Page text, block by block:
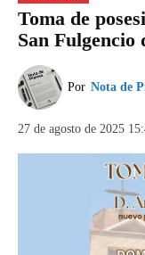
Toma de
San Fulgencio
Por Nota de
27 de agosto de 2025